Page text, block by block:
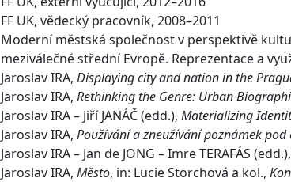
FF UK, vědecký pracovník, 2008–2011
Moderní městská společnost v perspektivě
meziválečné střední Evropě. Reprezentace a
Jaroslav IRA, Displaying city and nation in the
Jaroslav IRA, Rethinking the Genre: Urban
Jaroslav IRA – Jiří JANÁČ (edd.), Materializing
Jaroslav IRA, Používání a zneužívání poznámek pod
Jaroslav IRA – Jan de JONG – Imre TERAFÁS
Jaroslav IRA, Město, in: Lucie Storchová a kol.,